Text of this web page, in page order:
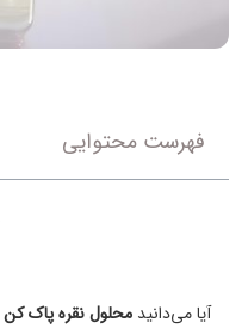
فهرست محتوایی
آیا می‌دانید محلول نقره پاک کن